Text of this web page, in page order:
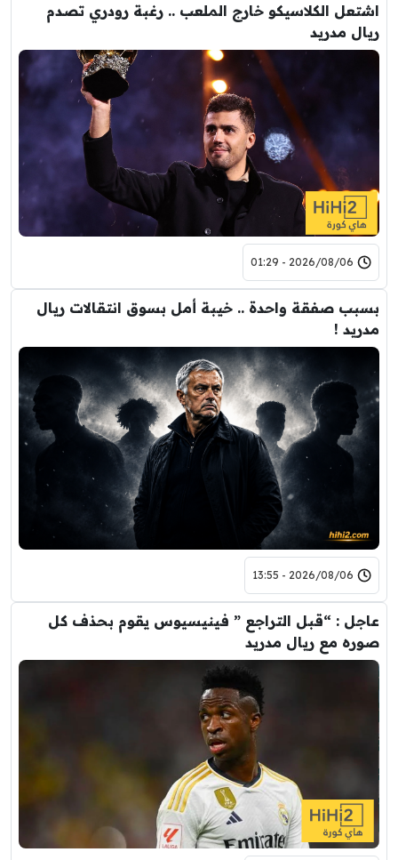
اشتعل الكلاسيكو خارج الملعب .. رغبة رودري تصدم
ريال مدريد
2026/08/06 - 01:29
بسبب صفقة واحدة .. خيبة أمل بسوق انتقالات ريال
مدريد !
2026/08/06 - 13:55
عاجل : “قبل التراجع ” فينيسيوس يقوم بحذف كل
صوره مع ريال مدريد